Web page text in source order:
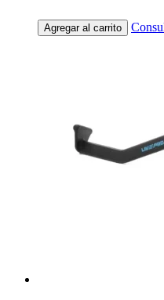
Agregar al carrito